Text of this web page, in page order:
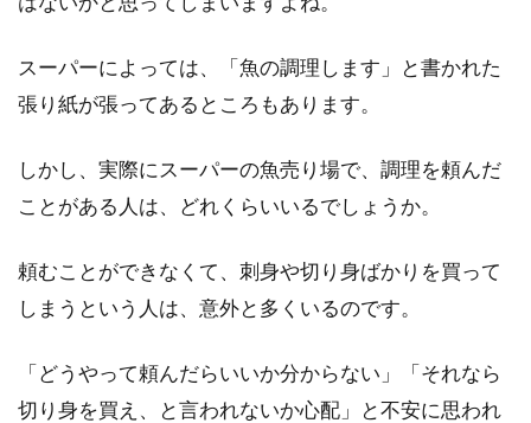
懐かしおやつレシピ集
びますが、小麦粉・砂糖・牛乳を使ったお菓子
はテッパンで...
味噌鍋で温まろう！味噌鍋の具に使
毎年やってくる寒い冬。寒さを感じると「体を
スーパーによっては、「魚の調理します」と書かれた
張り紙が張ってあるところもあります。
しかし、実際にスーパーの魚売り場で、調理を頼んだ
ことがある人は、どれくらいいるでしょうか。
頼むことができなくて、刺身や切り身ばかりを買って
しまうという人は、意外と多くいるのです。
「どうやって頼んだらいいか分からない」「それなら
切り身を買え、と言われないか心配」と不安に思われ